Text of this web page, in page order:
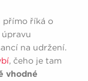
přímo říká o
na udržení.
, čeho je tam
vhodné